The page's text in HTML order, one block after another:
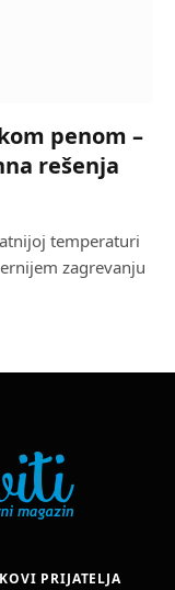
penom –
rešenja
temperaturi
zagrevanju
PRIJATELJA